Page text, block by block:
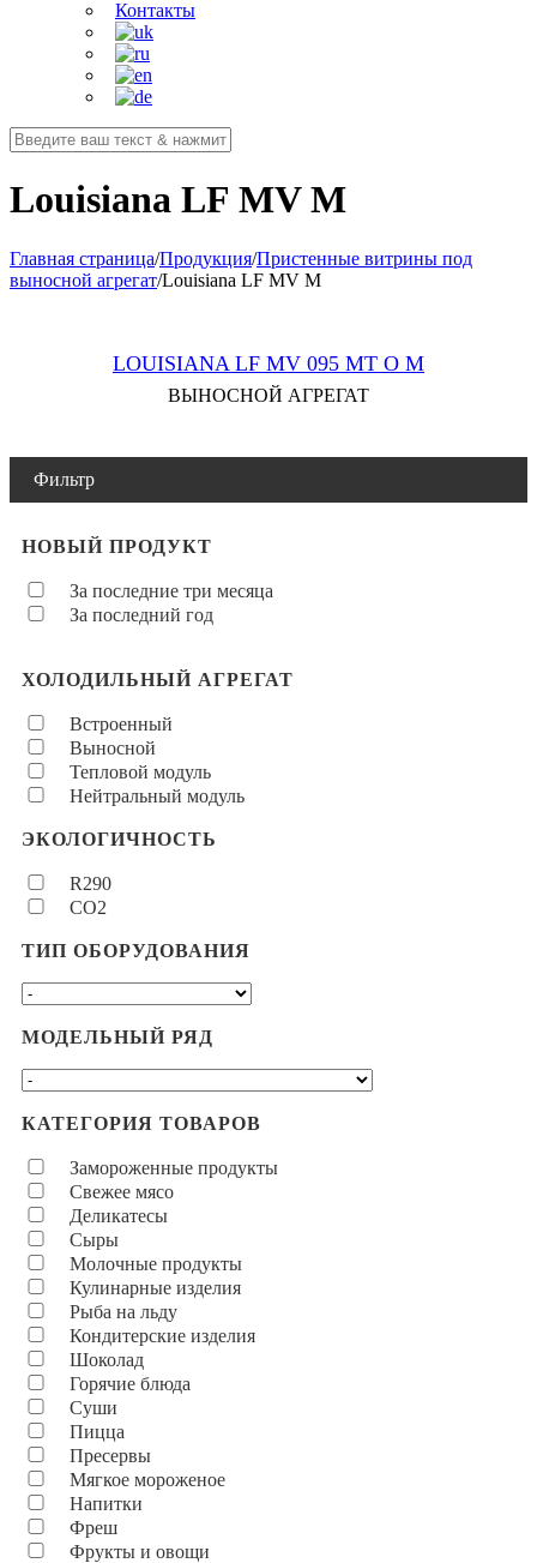
Контакты
Louisiana LF MV M
Главная страница/Продукция/Пристенные витрины под
выносной агрегат/Louisiana LF MV M
LOUISIANA LF MV 095 MT O M
ВЫНОСНОЙ АГРЕГАТ
Фильтр
НОВЫЙ ПРОДУКТ
За последние три месяца
За последний год
ХОЛОДИЛЬНЫЙ АГРЕГАТ
Встроенный
Выносной
Тепловой модуль
Нейтральный модуль
ЭКОЛОГИЧНОСТЬ
R290
CO2
ТИП ОБОРУДОВАНИЯ
МОДЕЛЬНЫЙ РЯД
КАТЕГОРИЯ ТОВАРОВ
Замороженные продукты
Свежее мясо
Деликатесы
Сыры
Молочные продукты
Кулинарные изделия
Рыба на льду
Кондитерские изделия
Шоколад
Горячие блюда
Суши
Пицца
Пресервы
Мягкое мороженое
Напитки
Фреш
Фрукты и овощи